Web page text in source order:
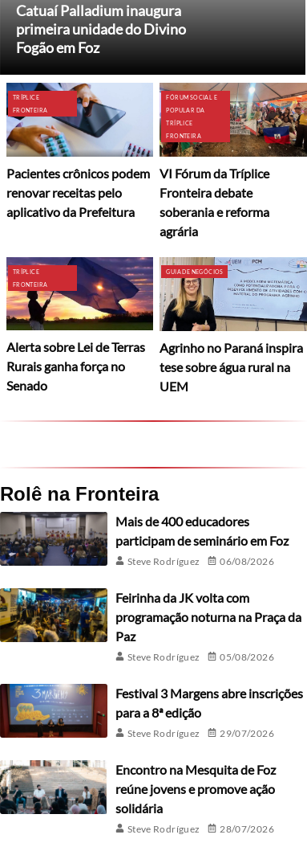
Catuaí Palladium inaugura
primeira unidade do Divino
Fogão em Foz
TRÍPLICE
FRONTEIRA
Pacientes crônicos podem
renovar receitas pelo
aplicativo da Prefeitura
FÓRUM SOCIAL E
POPULAR DA
TRÍPLICE
FRONTEIRA
VI Fórum da Tríplice
Fronteira debate
soberania e reforma
agrária
TRÍPLICE
FRONTEIRA
Alerta sobre Lei de Terras
Rurais ganha força no
Senado
GUIA DE NEGÓCIOS
Agrinho no Paraná inspira
tese sobre água rural na
UEM
Rolê na Fronteira
Mais de 400 educadores
participam de seminário em Foz
Steve Rodríguez 06/08/2026
Feirinha da JK volta com
programação noturna na Praça da
Paz
Steve Rodríguez 05/08/2026
Festival 3 Margens abre inscrições
para a 8ª edição
Steve Rodríguez 29/07/2026
Encontro na Mesquita de Foz
reúne jovens e promove ação
solidária
Steve Rodríguez 28/07/2026